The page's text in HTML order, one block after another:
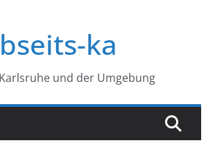
ka
und der Umgebung